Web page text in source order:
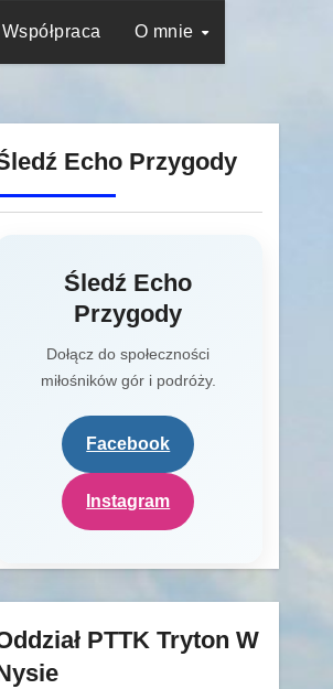
Współpraca O mnie
Echo Przygody
Śledź Echo
Przygody
Dołącz do społeczności
miłośników gór i podróży.
Facebook
Instagram
PTTK Tryton W